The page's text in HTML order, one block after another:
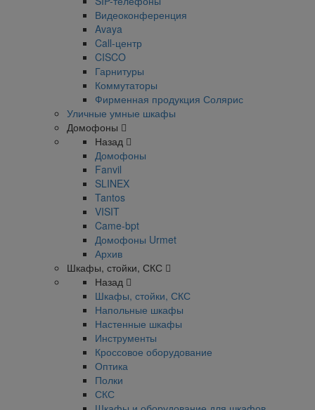
Видеоконференция
Avaya
Call-центр
CISCO
Гарнитуры
Коммутаторы
Фирменная продукция Солярис
Уличные умные шкафы
Домофоны
Назад
Домофоны
Fanvil
SLINEX
Tantos
VISIT
Came-bpt
Домофоны Urmet
Архив
Шкафы, стойки, СКС
Назад
Шкафы, стойки, СКС
Напольные шкафы
Настенные шкафы
Инструменты
Кроссовое оборудование
Оптика
Полки
СКС